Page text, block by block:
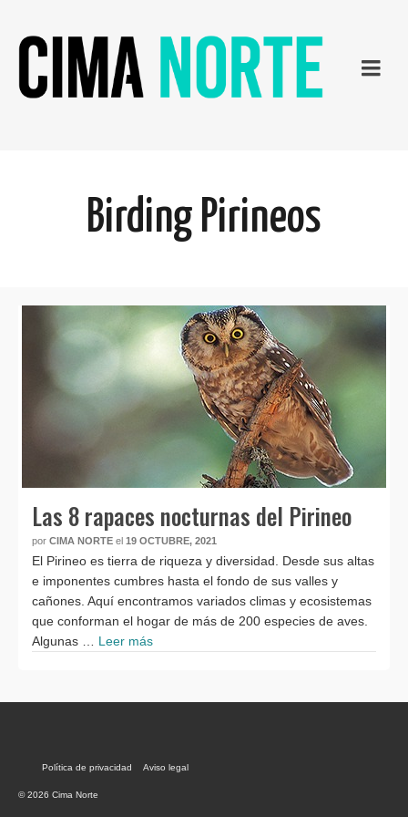
Birding Pirineos
Las 8 rapaces nocturnas del Pirineo
por CIMA NORTE el 19 OCTUBRE, 2021
El Pirineo es tierra de riqueza y diversidad. Desde sus altas
e imponentes cumbres hasta el fondo de sus valles y
cañones. Aquí encontramos variados climas y ecosistemas
que conforman el hogar de más de 200 especies de aves.
Algunas … Leer más
Política de privacidad Aviso legal
© 2026 Cima Norte